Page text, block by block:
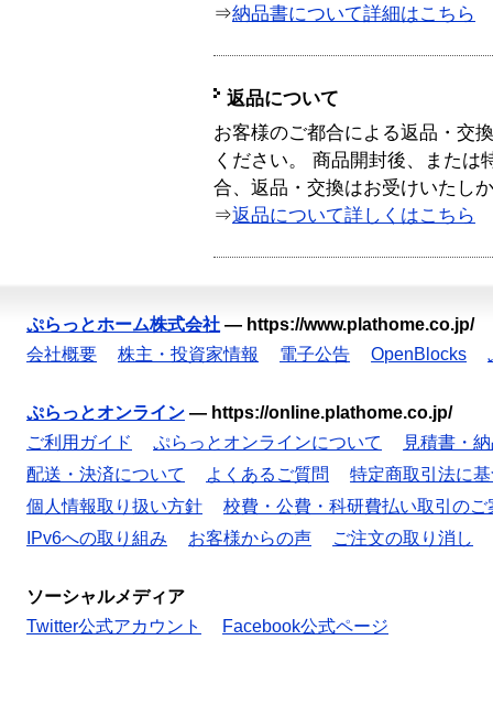
⇒納品書について詳細はこちら
返品について
お客様のご都合による返品・交
ください。 商品開封後、または
合、返品・交換はお受けいたし
⇒返品について詳しくはこちら
ぷらっとホーム株式会社 — https://www.plathome.co.jp/
会社概要
株主・投資家情報 電子公告 OpenBlocks
ぷらっとオンライン — https://online.plathome.co.jp/
ご利用ガイド
ぷらっとオンラインについて
見積書・
配送・決済について
よくあるご質問
特定商取引法に
個人情報取り扱い方針
校費・公費・科研費払い取引のご
IPv6への取り組み
お客様からの声 ご注文の取り消し
ソーシャルメディア
Twitter公式アカウント
Facebook公式ページ